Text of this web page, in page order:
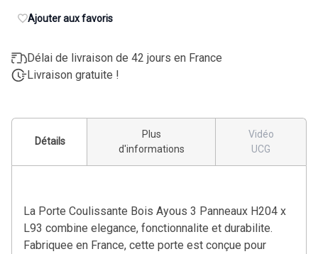
Ajouter aux favoris
Délai de livraison de 42 jours en France
Livraison gratuite !
Détails
Plus
d'informations
Vidéo
UCG
La Porte Coulissante Bois Ayous 3 Panneaux H204 x
L93 combine elegance, fonctionnalite et durabilite.
Fabriquee en France, cette porte est conçue pour